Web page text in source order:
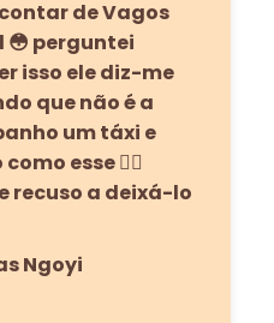
de Vagos
perguntei
isso ele diz-me
que não é a
um táxi e
esse 🙅‍♀️
recuso a deixá-lo
Ngoyi